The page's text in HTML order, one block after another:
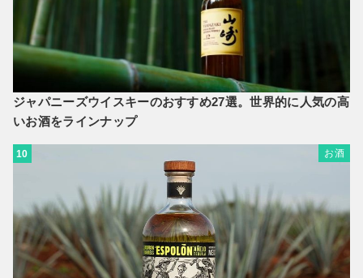
ジャパニーズウイスキーのおすすめ27選。世界的に人気の高
いお酒をラインナップ
10 お酒